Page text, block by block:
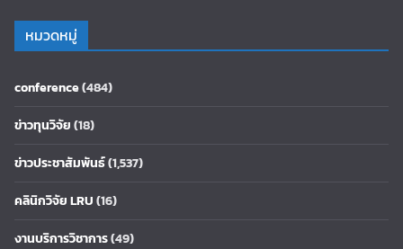
หมวดหมู่
conference(484)
ข่าวทุนวิจัย(18)
ข่าวประชาสัมพันธ์(1,537)
คลินิกวิจัย LRU(16)
งานบริการวิชาการ(49)